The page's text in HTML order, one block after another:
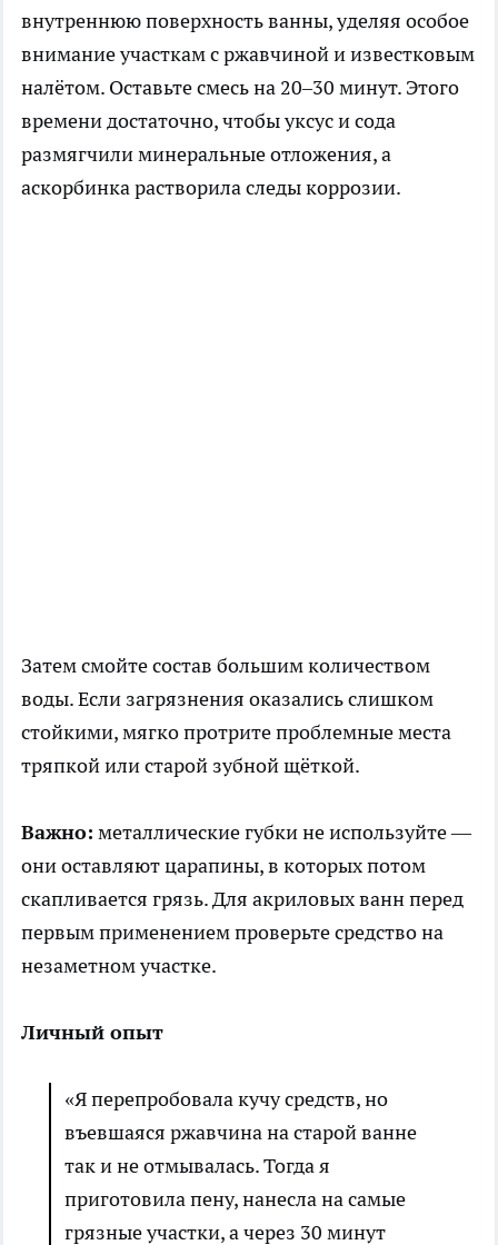
внутреннюю поверхность ванны, уделяя особое
внимание участкам с ржавчиной и известковым
налётом. Оставьте смесь на 20–30 минут. Этого
времени достаточно, чтобы уксус и сода
размягчили минеральные отложения, а
аскорбинка растворила следы коррозии.
Затем смойте состав большим количеством
воды. Если загрязнения оказались слишком
стойкими, мягко протрите проблемные места
тряпкой или старой зубной щёткой.
Важно: металлические губки не используйте —
они оставляют царапины, в которых потом
скапливается грязь. Для акриловых ванн перед
первым применением проверьте средство на
незаметном участке.
Личный опыт
«Я перепробовала кучу средств, но
въевшаяся ржавчина на старой ванне
так и не отмывалась. Тогда я
приготовила пену, нанесла на самые
грязные участки, а через 30 минут